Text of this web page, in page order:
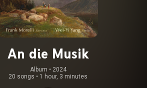
An die Musik
Album • 2024
20 songs • 1 hour, 3 minutes